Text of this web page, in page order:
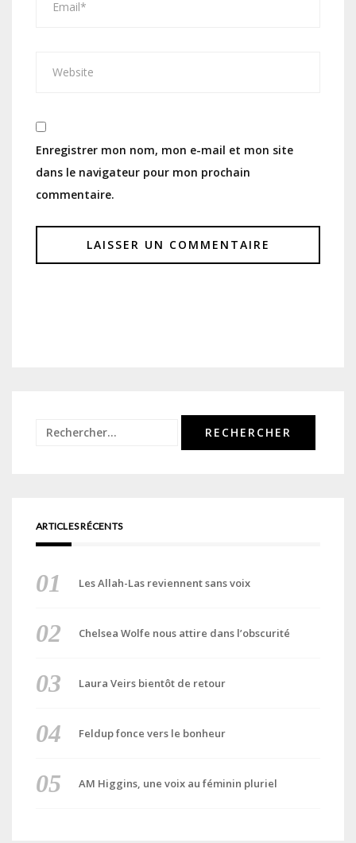
Enregistrer mon nom, mon e-mail et mon site
dans le navigateur pour mon prochain
commentaire.
Rechercher :
ARTICLES RÉCENTS
Les Allah-Las reviennent sans voix
Chelsea Wolfe nous attire dans l’obscurité
Laura Veirs bientôt de retour
Feldup fonce vers le bonheur
AM Higgins, une voix au féminin pluriel